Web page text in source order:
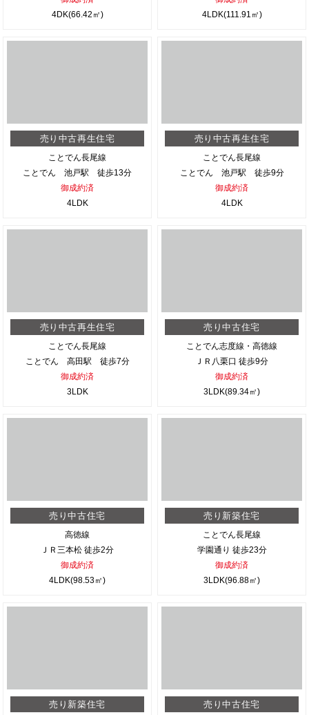
4DK(66.42㎡)
4LDK(111.91㎡)
売り中古再生住宅
ことでん長尾線
ことでん 池戸駅 徒歩13分
御成約済
4LDK
売り中古再生住宅
ことでん長尾線
ことでん 池戸駅 徒歩9分
御成約済
4LDK
売り中古再生住宅
ことでん長尾線
ことでん 高田駅 徒歩7分
御成約済
3LDK
売り中古住宅
ことでん志度線・高徳線
ＪＲ八栗口 徒歩9分
御成約済
3LDK(89.34㎡)
売り中古住宅
高徳線
ＪＲ三本松 徒歩2分
御成約済
4LDK(98.53㎡)
売り新築住宅
ことでん長尾線
学園通り 徒歩23分
御成約済
3LDK(96.88㎡)
売り新築住宅 売り中古住宅